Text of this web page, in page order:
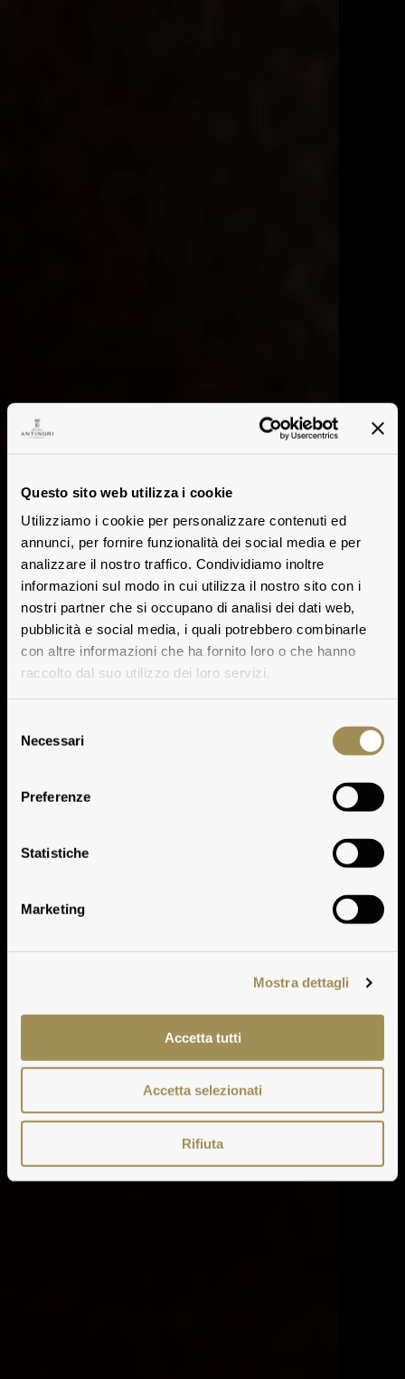
Questo sito web utilizza i cookie
Utilizziamo i cookie per personalizzare contenuti ed
annunci, per fornire funzionalità dei social media e per
analizzare il nostro traffico. Condividiamo inoltre
informazioni sul modo in cui utilizza il nostro sito con i
nostri partner che si occupano di analisi dei dati web,
pubblicità e social media, i quali potrebbero combinarle
con altre informazioni che ha fornito loro o che hanno
raccolto dal suo utilizzo dei loro servizi.
delNecessari
Preferenze
Statistiche
Marketing
Mostra dettagli
Accetta tutti
Accetta selezionati
Rifiuta
Tasting Notes